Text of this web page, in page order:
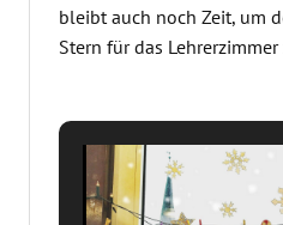
bleibt auch noch Zeit, um
Stern für das